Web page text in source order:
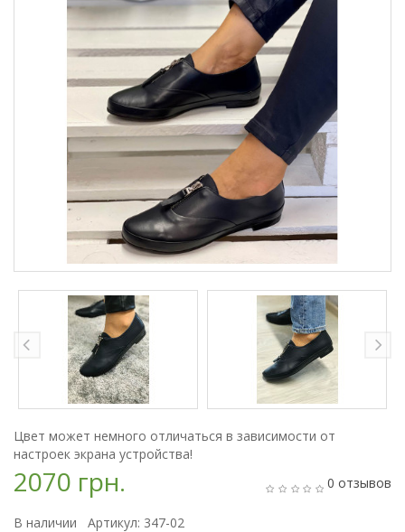
Цвет может немного отличаться в зависимости от
настроек экрана устройства!
2070 грн. 0 отзывов
В наличии Артикул: 347-02